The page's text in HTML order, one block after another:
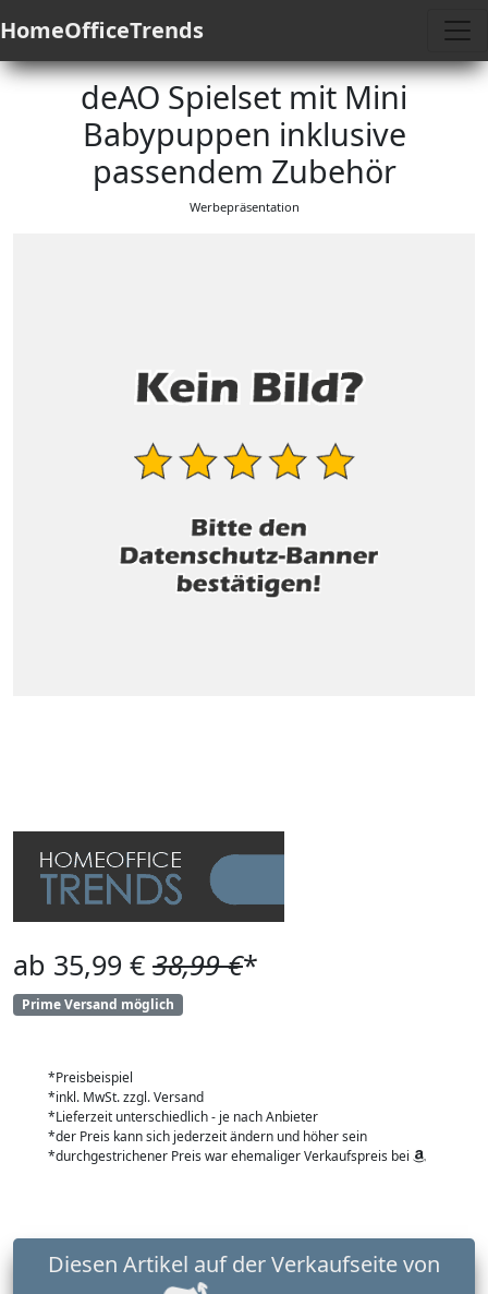
HomeOfficeTrends
deAO Spielset mit Mini
Babypuppen inklusive
passendem Zubehör
Werbepräsentation
ab 35,99 € 38,99 €*
Prime Versand möglich
*Preisbeispiel
*inkl. MwSt. zzgl. Versand
*Lieferzeit unterschiedlich - je nach Anbieter
*der Preis kann sich jederzeit ändern und höher sein
*durchgestrichener Preis war ehemaliger Verkaufspreis bei